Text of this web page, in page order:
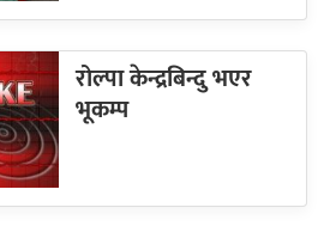
रोल्पा केन्द्रबिन्दु भएर
भूकम्प